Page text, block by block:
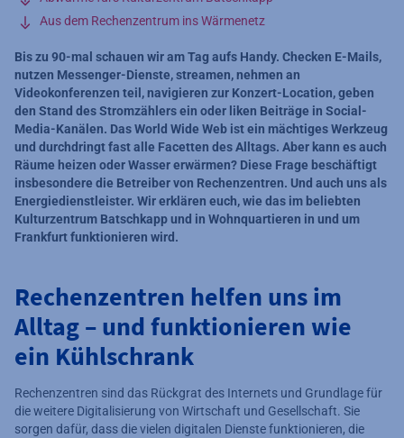
Aus dem Rechenzentrum ins Wärmenetz
Bis zu 90-mal schauen wir am Tag aufs Handy. Checken E-Mails,
nutzen Messenger-Dienste, streamen, nehmen an
Videokonferenzen teil, navigieren zur Konzert-Location, geben
den Stand des Stromzählers ein oder liken Beiträge in Social-
Media-Kanälen. Das World Wide Web ist ein mächtiges Werkzeug
und durchdringt fast alle Facetten des Alltags. Aber kann es auch
Räume heizen oder Wasser erwärmen? Diese Frage beschäftigt
insbesondere die Betreiber von Rechenzentren. Und auch uns als
Energiedienstleister. Wir erklären euch, wie das im beliebten
Kulturzentrum Batschkapp und in Wohnquartieren in und um
Frankfurt funktionieren wird.
Rechenzentren helfen uns im
Alltag – und funktionieren wie
ein Kühlschrank
Rechenzentren sind das Rückgrat des Internets und Grundlage für
die weitere Digitalisierung von Wirtschaft und Gesellschaft. Sie
sorgen dafür, dass die vielen digitalen Dienste funktionieren, die